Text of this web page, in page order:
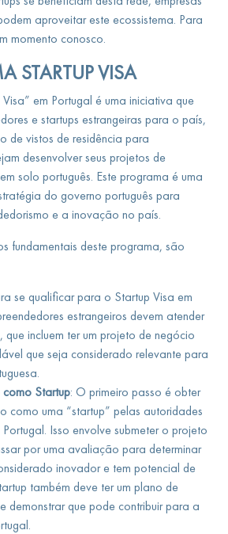
aproveitar este ecossistema. Para
momento conosco.
STARTUP VISA
em Portugal é uma iniciativa que
e startups estrangeiras para o país,
de vistos de residência para
desenvolver seus projetos de
solo português. Este programa é uma
do governo português para
e a inovação no país.
fundamentais deste programa, são
se qualificar para o Startup Visa em
estrangeiros devem atender
que incluem ter um projeto de negócio
que seja considerado relevante para
como Startup: O primeiro passo é obter
como uma “startup” pelas autoridades
Isso envolve submeter o projeto
por uma avaliação para determinar
inovador e tem potencial de
também deve ter um plano de
demonstrar que pode contribuir para a